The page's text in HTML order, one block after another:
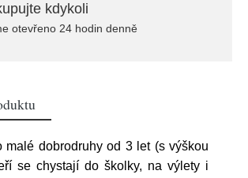
kdykoli
otevřeno 24 hodin denně
malé dobrodruhy od 3 let (s výškou
se chystají do školky, na výlety i